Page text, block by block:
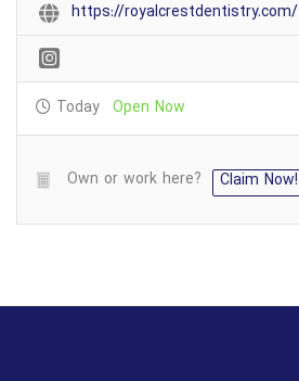
https://royalcrestdentistry.com/
Today Open Now
Own or work here? Claim Now!